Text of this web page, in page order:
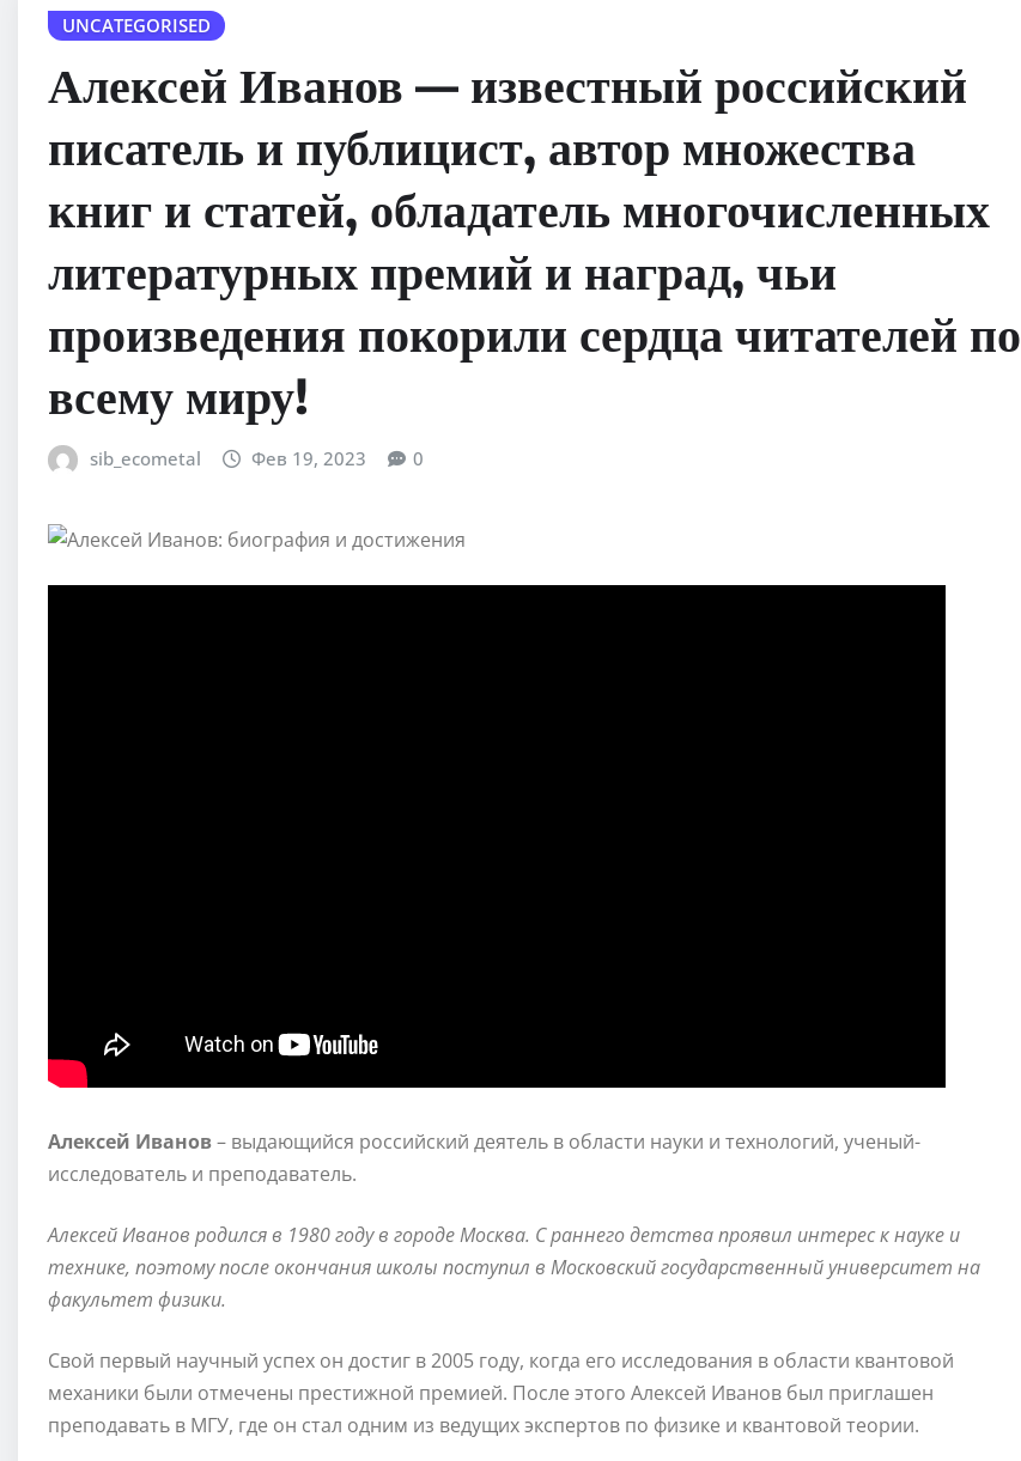
UNCATEGORISED
Алексей Иванов — известный российский
писатель и публицист, автор множества
книг и статей, обладатель многочисленных
литературных премий и наград, чьи
произведения покорили сердца читателей по
всему миру!
sib_ecometal Фев 19, 2023 0
Алексей Иванов– выдающийся российский деятель в области науки и технологий, ученый-
исследователь и преподаватель.
Алексей Иванов родился в 1980 году в городе Москва. С раннего детства проявил интерес к науке и
технике, поэтому после окончания школы поступил в Московский государственный университет на
факультет физики.
Свой первый научный успех он достиг в 2005 году, когда его исследования в области квантовой
механики были отмечены престижной премией. После этого Алексей Иванов был приглашен
преподавать в МГУ, где он стал одним из ведущих экспертов по физике и квантовой теории.